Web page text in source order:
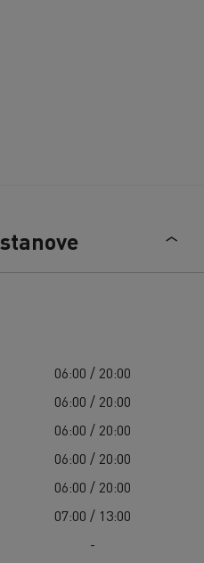
06:00 / 20:00
06:00 / 20:00
06:00 / 20:00
06:00 / 20:00
06:00 / 20:00
07:00 / 13:00
-